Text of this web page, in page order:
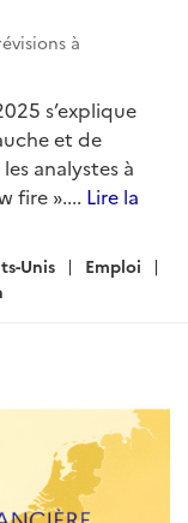
à
s’explique
et de
analystes à
fire ».... Lire la
Unis
Emploi